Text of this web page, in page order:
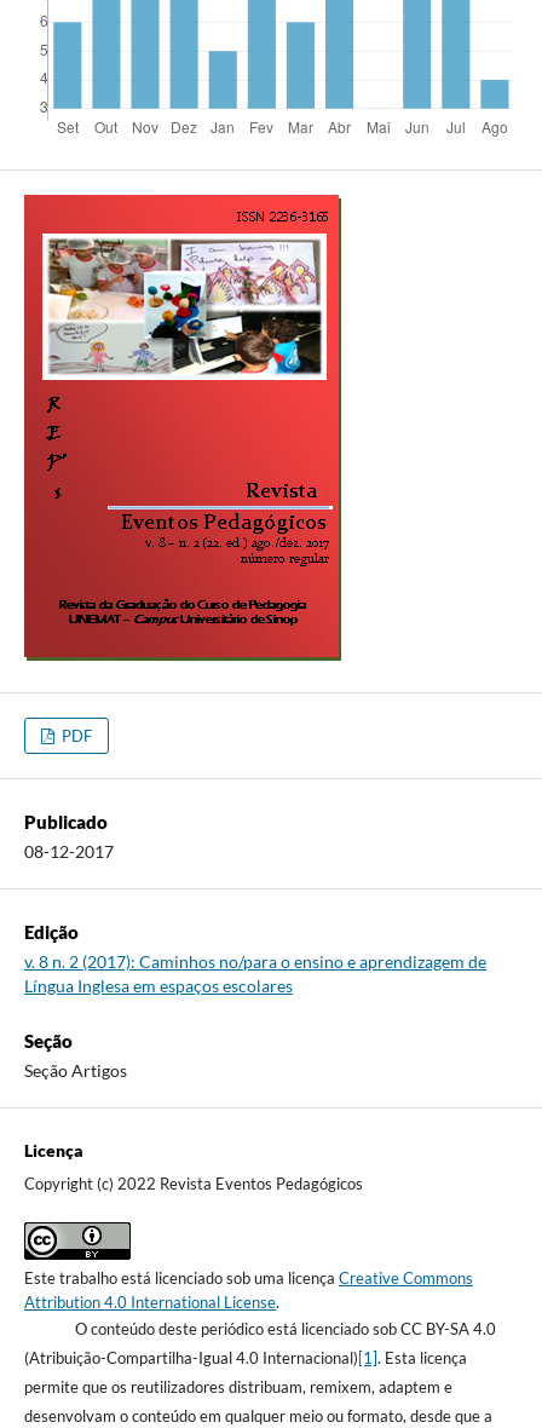
PDF
Publicado
08-12-2017
Edição
v. 8 n. 2 (2017): Caminhos no/para o ensino e aprendizagem de
Língua Inglesa em espaços escolares
Seção
Seção Artigos
Licença
Copyright (c) 2022 Revista Eventos Pedagógicos
Este trabalho está licenciado sob uma licença Creative Commons
Attribution 4.0 International License.
O conteúdo deste periódico está licenciado sob CC BY-SA 4.0
(Atribuição-Compartilha-Igual 4.0 Internacional)[1]. Esta licença
permite que os reutilizadores distribuam, remixem, adaptem e
desenvolvam o conteúdo em qualquer meio ou formato, desde que a